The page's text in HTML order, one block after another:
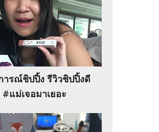
ารณ์ชิปปิ้ง รีวิวชิปปิ้งดี
แม่เจอมาเยอะ